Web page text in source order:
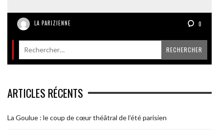
LA PARIZIENNE 0
ARTICLES RÉCENTS
La Goulue : le coup de cœur théâtral de l’été parisien